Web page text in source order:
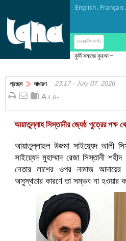
English. Français.
ডেস্কটপ ভার্শন
কুর্দি সমাজে কুরআনের
প্রচ্ছদ সাধারণ 23:17 - July 07, 2026
আয়াতুল্লাহ সিস্তানীর জ্যেষ্ঠ পুত্রের পক্ষ
আয়াতুল্লাহুল উজমা সাইয়্যেদ আলী
সাইয়্যেদ মুহাম্মাদ রেজা সিস্তানী
নেতার লাশের ওপর নামাজ
অসুস্থতার কারণে তা সম্ভব না হওয়ার